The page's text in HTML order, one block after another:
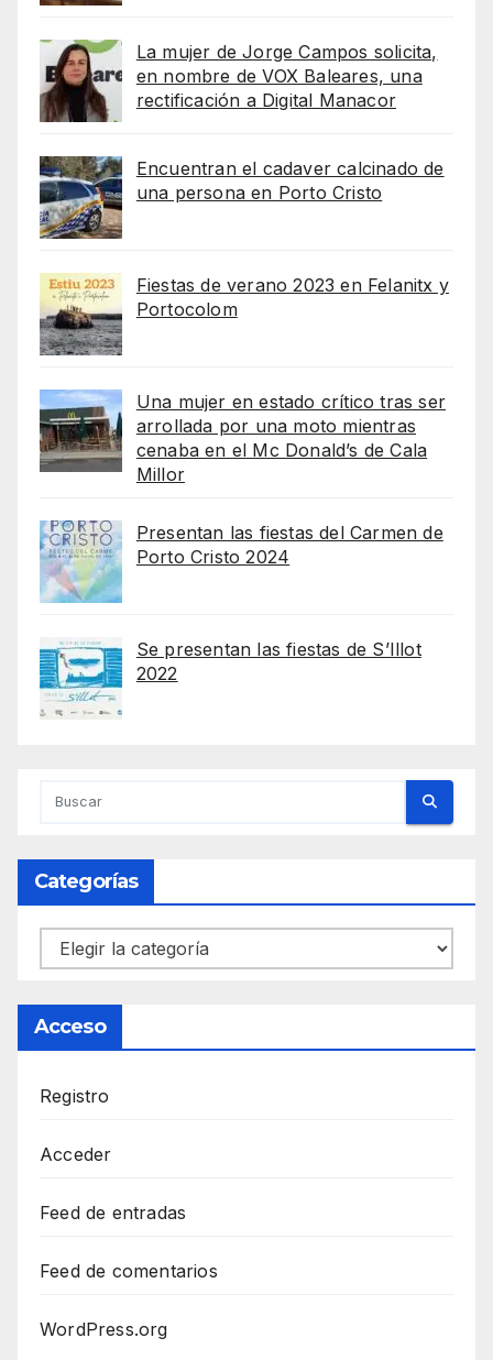
La mujer de Jorge Campos solicita,
en nombre de VOX Baleares, una
rectificación a Digital Manacor
Encuentran el cadaver calcinado de
una persona en Porto Cristo
Fiestas de verano 2023 en Felanitx y
Portocolom
Una mujer en estado crítico tras ser
arrollada por una moto mientras
cenaba en el Mc Donald’s de Cala
Millor
Presentan las fiestas del Carmen de
Porto Cristo 2024
Se presentan las fiestas de S’Illot
2022
Categorías
Categorías
Acceso
Registro
Acceder
Feed de entradas
Feed de comentarios
WordPress.org